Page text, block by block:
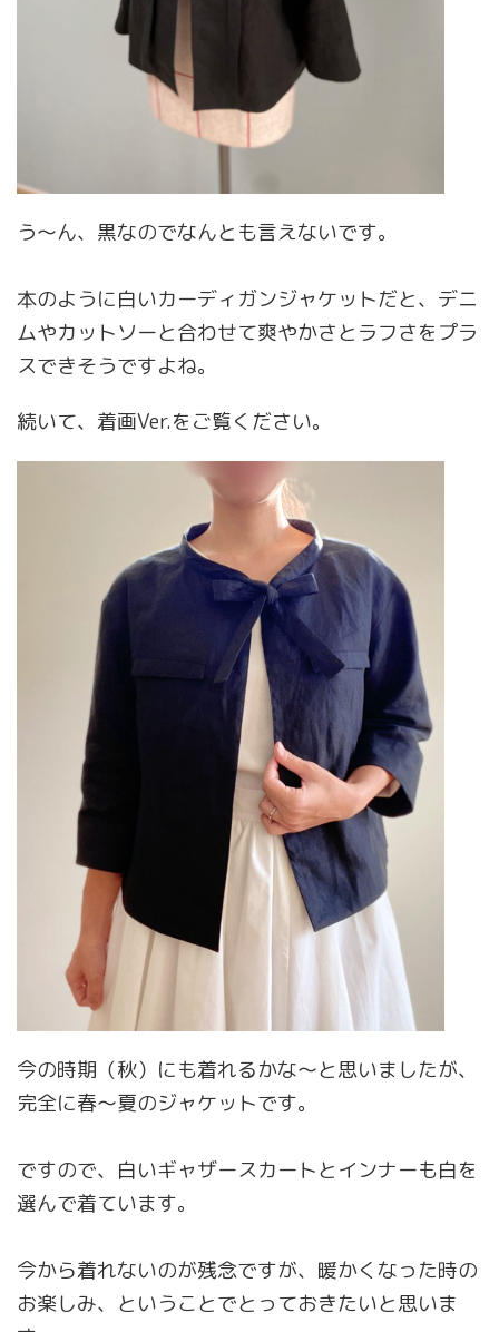
う〜ん、黒なのでなんとも言えないです。
本のように白いカーディガンジャケットだと、デニ
ムやカットソーと合わせて爽やかさとラフさをプラ
スできそうですよね。
続いて、着画Ver.をご覧ください。
今の時期（秋）にも着れるかな〜と思いましたが、
完全に春〜夏のジャケットです。
ですので、白いギャザースカートとインナーも白を
選んで着ています。
今から着れないのが残念ですが、暖かくなった時の
お楽しみ、ということでとっておきたいと思いま